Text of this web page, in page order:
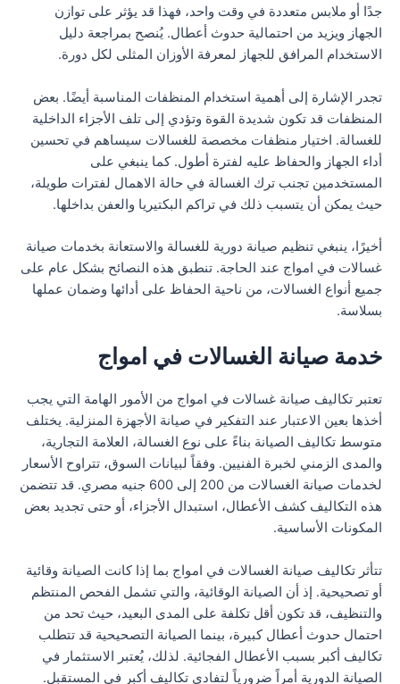
جدًا أو ملابس متعددة في وقت واحد، فهذا قد يؤثر على توازن
الجهاز ويزيد من احتمالية حدوث أعطال. يُنصح بمراجعة دليل
الاستخدام المرافق للجهاز لمعرفة الأوزان المثلى لكل دورة.
تجدر الإشارة إلى أهمية استخدام المنظفات المناسبة أيضًا. بعض
المنظفات قد تكون شديدة القوة وتؤدي إلى تلف الأجزاء الداخلية
للغسالة. اختيار منظفات مخصصة للغسالات سيساهم في تحسين
أداء الجهاز والحفاظ عليه لفترة أطول. كما ينبغي على
المستخدمين تجنب ترك الغسالة في حالة الاهمال لفترات طويلة،
حيث يمكن أن يتسبب ذلك في تراكم البكتيريا والعفن بداخلها.
أخيرًا، ينبغي تنظيم صيانة دورية للغسالة والاستعانة بخدمات صيانة
غسالات في امواج عند الحاجة. تنطبق هذه النصائح بشكل عام على
جميع أنواع الغسالات، من ناحية الحفاظ على أدائها وضمان عملها
بسلاسة.
خدمة صيانة الغسالات في امواج
تعتبر تكاليف صيانة غسالات في امواج من الأمور الهامة التي يجب
أخذها بعين الاعتبار عند التفكير في صيانة الأجهزة المنزلية. يختلف
متوسط تكاليف الصيانة بناءً على نوع الغسالة، العلامة التجارية،
والمدى الزمني لخبرة الفنيين. وفقاً لبيانات السوق، تتراوح الأسعار
لخدمات صيانة الغسالات من 200 إلى 600 جنيه مصري. قد تتضمن
هذه التكاليف كشف الأعطال، استبدال الأجزاء، أو حتى تجديد بعض
المكونات الأساسية.
تتأثر تكاليف صيانة الغسالات في امواج بما إذا كانت الصيانة وقائية
أو تصحيحية. إذ أن الصيانة الوقائية، والتي تشمل الفحص المنتظم
والتنظيف، قد تكون أقل تكلفة على المدى البعيد، حيث تحد من
احتمال حدوث أعطال كبيرة، بينما الصيانة التصحيحية قد تتطلب
تكاليف أكبر بسبب الأعطال الفجائية. لذلك، يُعتبر الاستثمار في
الصيانة الدورية أمراً ضرورياً لتفادي تكاليف أكبر في المستقبل.